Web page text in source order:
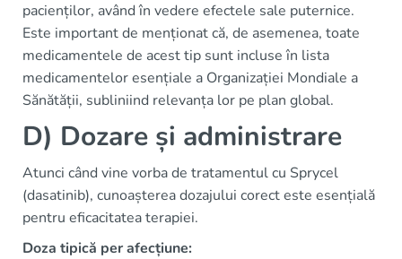
pacienților, având în vedere efectele sale puternice.
Este important de menționat că, de asemenea, toate
medicamentele de acest tip sunt incluse în lista
medicamentelor esențiale a Organizației Mondiale a
Sănătății, subliniind relevanța lor pe plan global.
D) Dozare și administrare
Atunci când vine vorba de tratamentul cu Sprycel
(dasatinib), cunoașterea dozajului corect este esențială
pentru eficacitatea terapiei.
Doza tipică per afecțiune: